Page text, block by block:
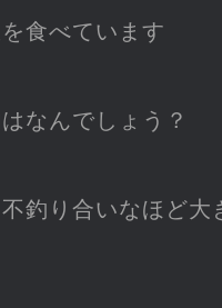
食べています
なんでしょう？
釣り合いなほど